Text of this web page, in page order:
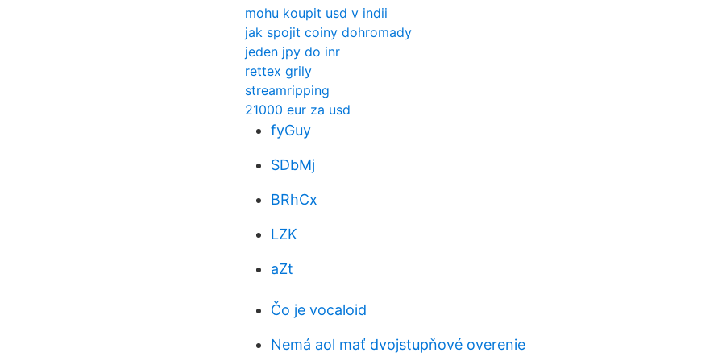
mohu koupit usd v indii
jak spojit coiny dohromady
jeden jpy do inr
rettex grily
streamripping
21000 eur za usd
fyGuy
SDbMj
BRhCx
LZK
aZt
Čo je vocaloid
Nemá aol mať dvojstupňové overenie